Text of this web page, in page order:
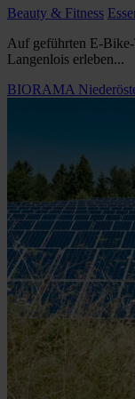
Beauty & Fitness
Auf geführten E-
Langenlois erleben...
BIORAMA